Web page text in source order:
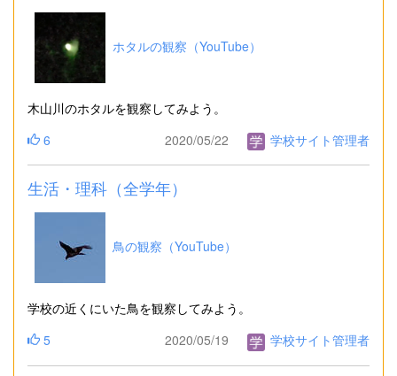
ホタルの観察（YouTube）
木山川のホタルを観察してみよう。
6
2020/05/22 学校サイト管理者
生活・理科（全学年）
鳥の観察（YouTube）
学校の近くにいた鳥を観察してみよう。
5
2020/05/19 学校サイト管理者